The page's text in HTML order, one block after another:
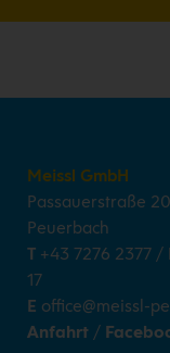
Meissl GmbH
Passauerstraße 20
Peuerbach
T +43 7276 2377 /
17
E office@meissl-
Anfahrt /